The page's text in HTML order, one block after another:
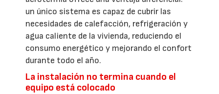
un único sistema es capaz de cubrir las
necesidades de calefacción, refrigeración y
agua caliente de la vivienda, reduciendo el
consumo energético y mejorando el confort
durante todo el año.
La instalación no termina cuando el
equipo está colocado